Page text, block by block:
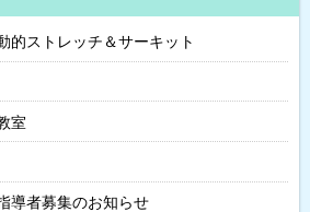
的ストレッチ＆サーキット
室
者募集のお知らせ